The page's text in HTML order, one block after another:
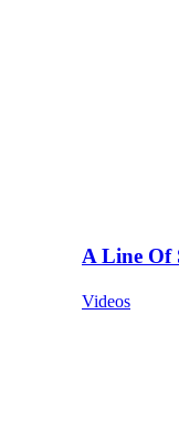
A Line Of
Videos